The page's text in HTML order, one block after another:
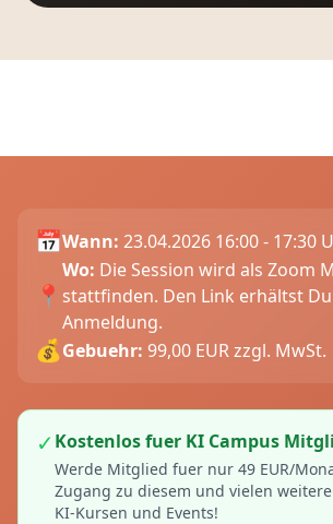
📅Wann: 23.04.2026 16:00 - 17:30
📍
Wo: Die Session wird als Zoom
stattfinden. Den Link erhältst
Anmeldung.
💰Gebuehr: 99,00 EUR zzgl. MwSt.
✓Kostenlos fuer KI Campus
Werde Mitglied fuer nur 49 EUR/
Zugang zu diesem und vielen
KI-Kursen und Events!